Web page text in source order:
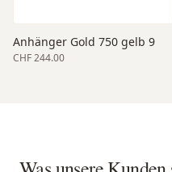
Anhänger Gold 750 gelb 9
CHF 244.00